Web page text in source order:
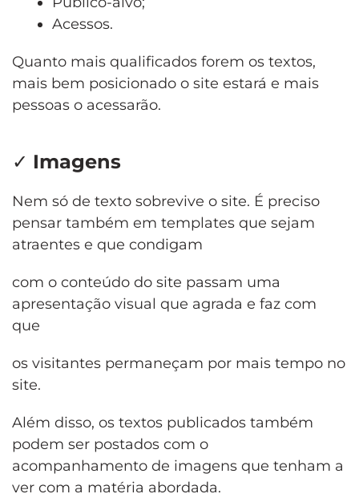
Acessos.
Quanto mais qualificados forem os textos,
mais bem posicionado o site estará e mais
pessoas o acessarão.
✓ Imagens
Nem só de texto sobrevive o site. É preciso
pensar também em templates que sejam
atraentes e que condigam
com o conteúdo do site passam uma
apresentação visual que agrada e faz com
que
os visitantes permaneçam por mais tempo no
site.
Além disso, os textos publicados também
podem ser postados com o
acompanhamento de imagens que tenham a
ver com a matéria abordada.